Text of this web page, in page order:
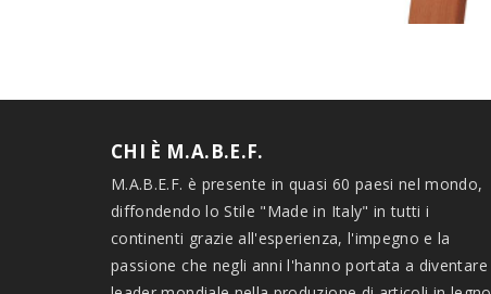
CHI È M.A.B.E.F.
M.A.B.E.F. è presente in quasi 60 paesi nel mondo,
diffondendo lo Stile "Made in Italy" in tutti i
continenti grazie all'esperienza, l'impegno e la
passione che negli anni l'hanno portata a diventare